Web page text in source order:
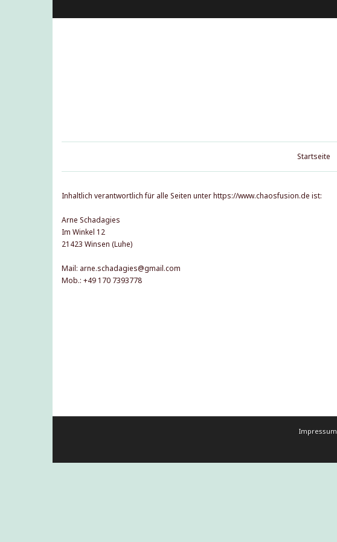
Startseite
Inhaltlich verantwortlich für alle Seiten unter https://www.chaosfusion.de ist:
Arne Schadagies
Im Winkel 12
21423 Winsen (Luhe)
Mail: arne.schadagies@gmail.com
Mob.: +49 170 7393778
Impressum